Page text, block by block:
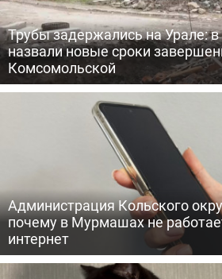
Трубы задержались на Урале:
назвали новые сроки
Комсомольской
Администрация Кольского
почему в Мурмашах не
интернет